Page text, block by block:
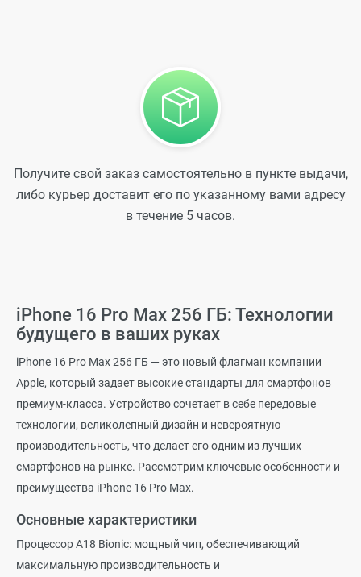
Получите свой заказ самостоятельно в пункте выдачи,
либо курьер доставит его по указанному вами адресу
в течение 5 часов.
iPhone 16 Pro Max 256 ГБ: Технологии
будущего в ваших руках
iPhone 16 Pro Max 256 ГБ — это новый флагман компании
Apple, который задает высокие стандарты для смартфонов
премиум-класса. Устройство сочетает в себе передовые
технологии, великолепный дизайн и невероятную
производительность, что делает его одним из лучших
смартфонов на рынке. Рассмотрим ключевые особенности и
преимущества iPhone 16 Pro Max.
Основные характеристики
Процессор A18 Bionic: мощный чип, обеспечивающий
максимальную производительность и